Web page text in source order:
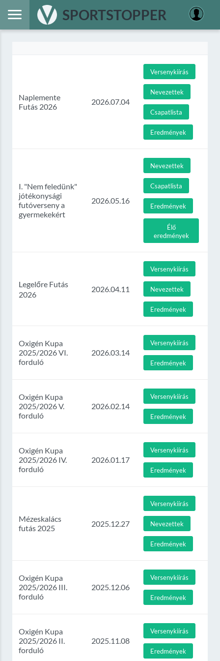
SPORTSTOPPER
Naplemente
Futás 2026
2026.07.04
Versenykiírás
Nevezettek
Csapatlista
Eredmények
I. "Nem feledünk"
jótékonysági
futóverseny a
gyermekekért
2026.05.16
Nevezettek
Csapatlista
Eredmények
Élő
eredmények
Legelőre Futás
2026
2026.04.11
Versenykiírás
Nevezettek
Eredmények
Oxigén Kupa
2025/2026 VI.
forduló
2026.03.14
Versenykiírás
Eredmények
Oxigén Kupa
2025/2026 V.
forduló
2026.02.14
Versenykiírás
Eredmények
Oxigén Kupa
2025/2026 IV.
forduló
2026.01.17
Versenykiírás
Eredmények
Mézeskalács
futás 2025
2025.12.27
Versenykiírás
Nevezettek
Eredmények
Oxigén Kupa
2025/2026 III.
forduló
2025.12.06
Versenykiírás
Eredmények
Oxigén Kupa
2025/2026 II.
forduló
2025.11.08
Versenykiírás
Eredmények